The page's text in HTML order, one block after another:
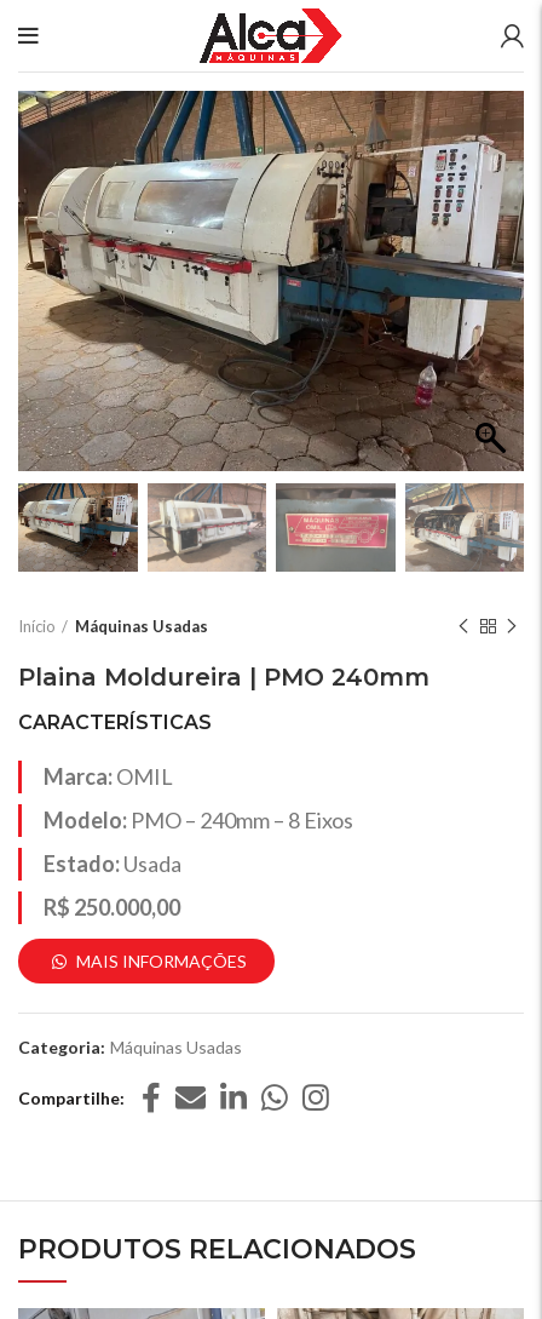
Início Máquinas Usadas
Plaina Moldureira | PMO 240mm
CARACTERÍSTICAS
Marca:OMIL
Modelo: PMO – 240mm – 8 Eixos
Estado:Usada
R$ 250.000,00
MAIS INFORMAÇÕES
Categoria: Máquinas Usadas
Compartilhe
PRODUTOS RELACIONADOS